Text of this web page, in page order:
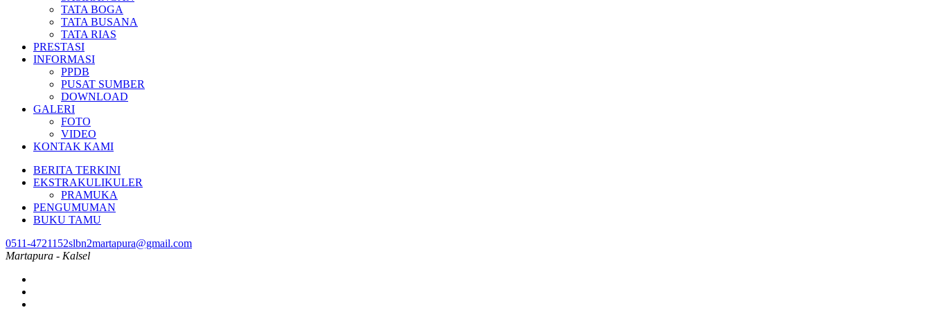
TATA BOGA
TATA BUSANA
TATA RIAS
PRESTASI
INFORMASI
PPDB
PUSAT SUMBER
DOWNLOAD
GALERI
FOTO
VIDEO
KONTAK KAMI
BERITA TERKINI
EKSTRAKULIKULER
PRAMUKA
PENGUMUMAN
BUKU TAMU
0511-4721152slbn2martapura@gmail.com
Martapura - Kalsel